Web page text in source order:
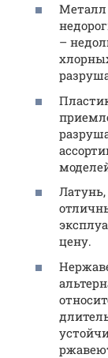
Металл
–
цену.